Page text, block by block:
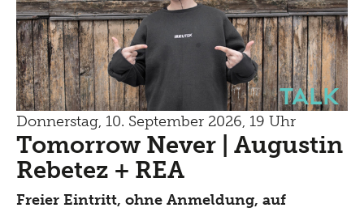
Talk
Donnerstag, 10. September 2026, 19 Uhr
Tomorrow Never | Augustin
Rebetez + REA
Freier Eintritt, ohne Anmeldung, auf